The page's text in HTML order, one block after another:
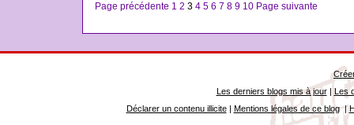
Page précédente 1 2 3 4 5 6 7 8 9 10 Page suivante
Les derniers blogs mis à jour| Les
Déclarer un contenu illicite| Mentions légales de ce blog|